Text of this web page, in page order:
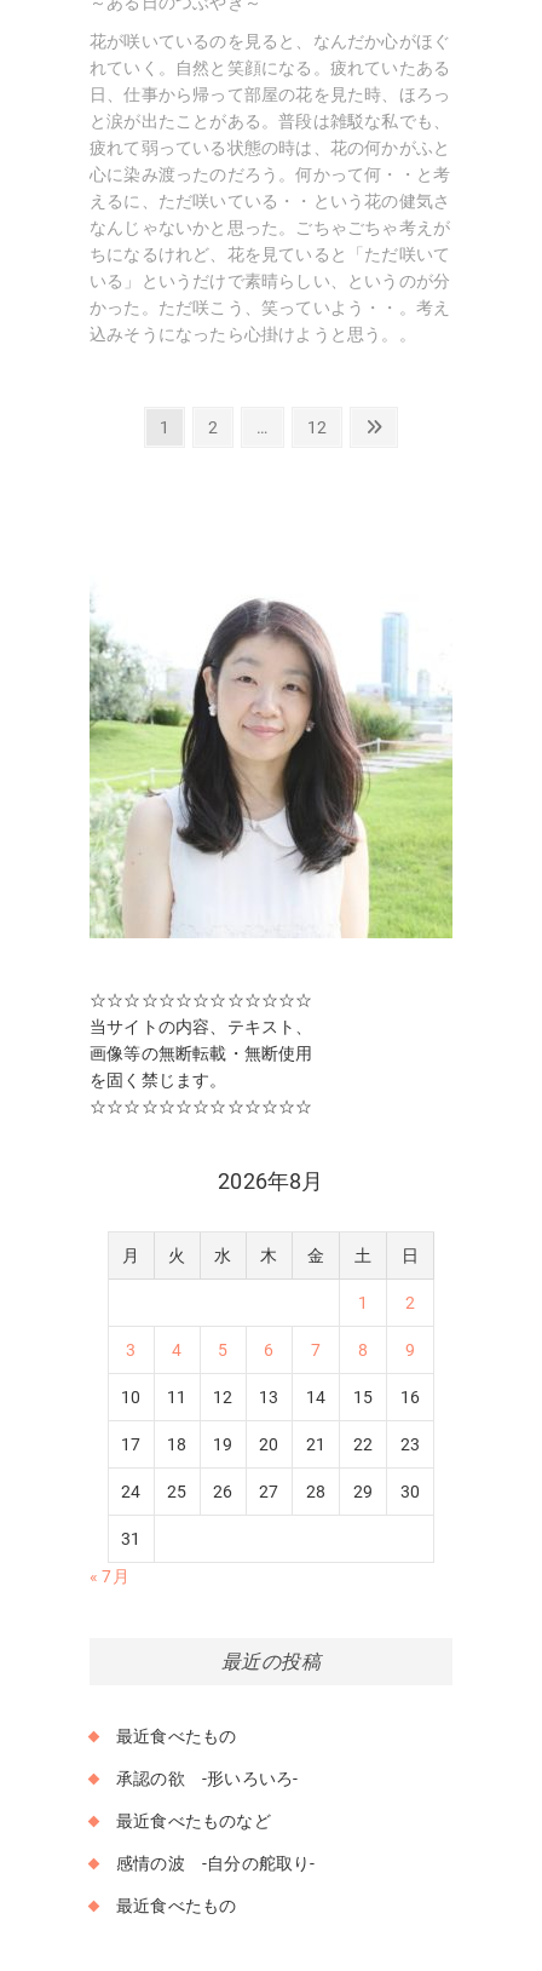
花が咲いているのを見ると、なんだか心がほぐ
れていく。自然と笑顔になる。疲れていたある
日、仕事から帰って部屋の花を見た時、ほろっ
と涙が出たことがある。普段は雑駁な私でも、
疲れて弱っている状態の時は、花の何かがふと
心に染み渡ったのだろう。何かって何・・と考
えるに、ただ咲いている・・という花の健気さ
なんじゃないかと思った。ごちゃごちゃ考えが
ちになるけれど、花を見ていると「ただ咲いて
いる」というだけで素晴らしい、というのが分
かった。ただ咲こう、笑っていよう・・。考え
込みそうになったら心掛けようと思う。。
ジ
送
り
固
1
固
2 …
固
12
次
☆☆☆☆☆☆☆☆☆☆☆☆☆
当サイトの内容、テキスト、
画像等の無断転載・無断使用
を固く禁じます。
☆☆☆☆☆☆☆☆☆☆☆☆☆
2026年8月
月 火 水 木 金 土 日
1 2
3 4 5 6 7 8 9
10 11 12 13 14 15 16
17 18 19 20 21 22 23
24 25 26 27 28 29 30
31
« 7月
最近の投稿
最近食べたもの
承認の欲 -形いろいろ-
最近食べたものなど
感情の波 -自分の舵取り-
最近食べたもの